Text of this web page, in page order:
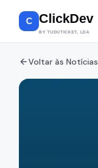
C ClickDev
BY TUDUTICKET, LDA
Voltar às Notícias